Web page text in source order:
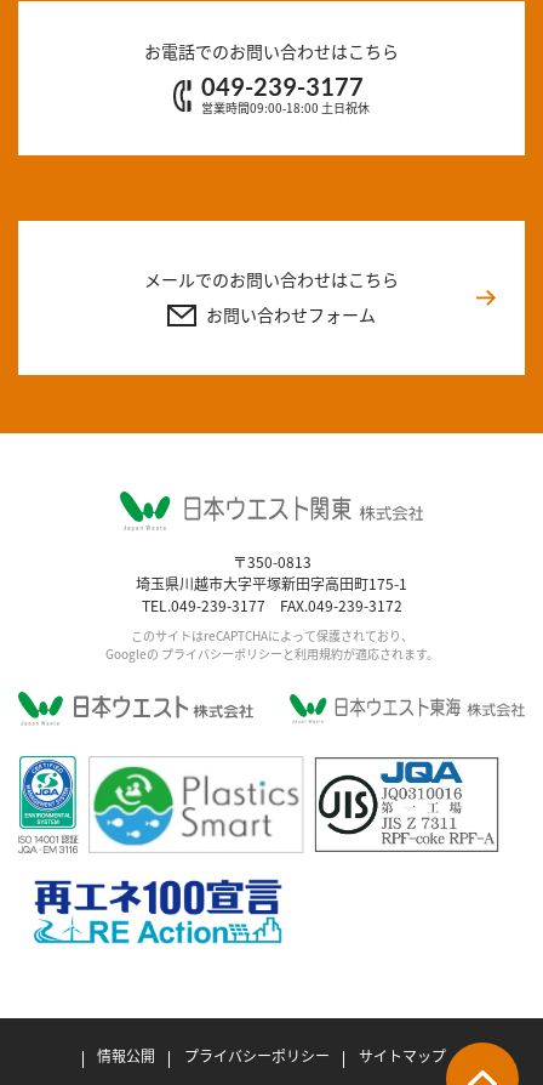
お電話でのお問い合わせはこちら
049-239-3177
営業時間09:00-18:00 土日祝休
メールでのお問い合わせはこちら
お問い合わせフォーム
〒350-0813
埼玉県川越市大字平塚新田字高田町175-1
TEL.049-239-3177 FAX.049-239-3172
このサイトはreCAPTCHAによって保護されており、
Googleの プライバシーポリシー と利用規約が適応されます。
情報公開 プライバシーポリシー サイトマップ